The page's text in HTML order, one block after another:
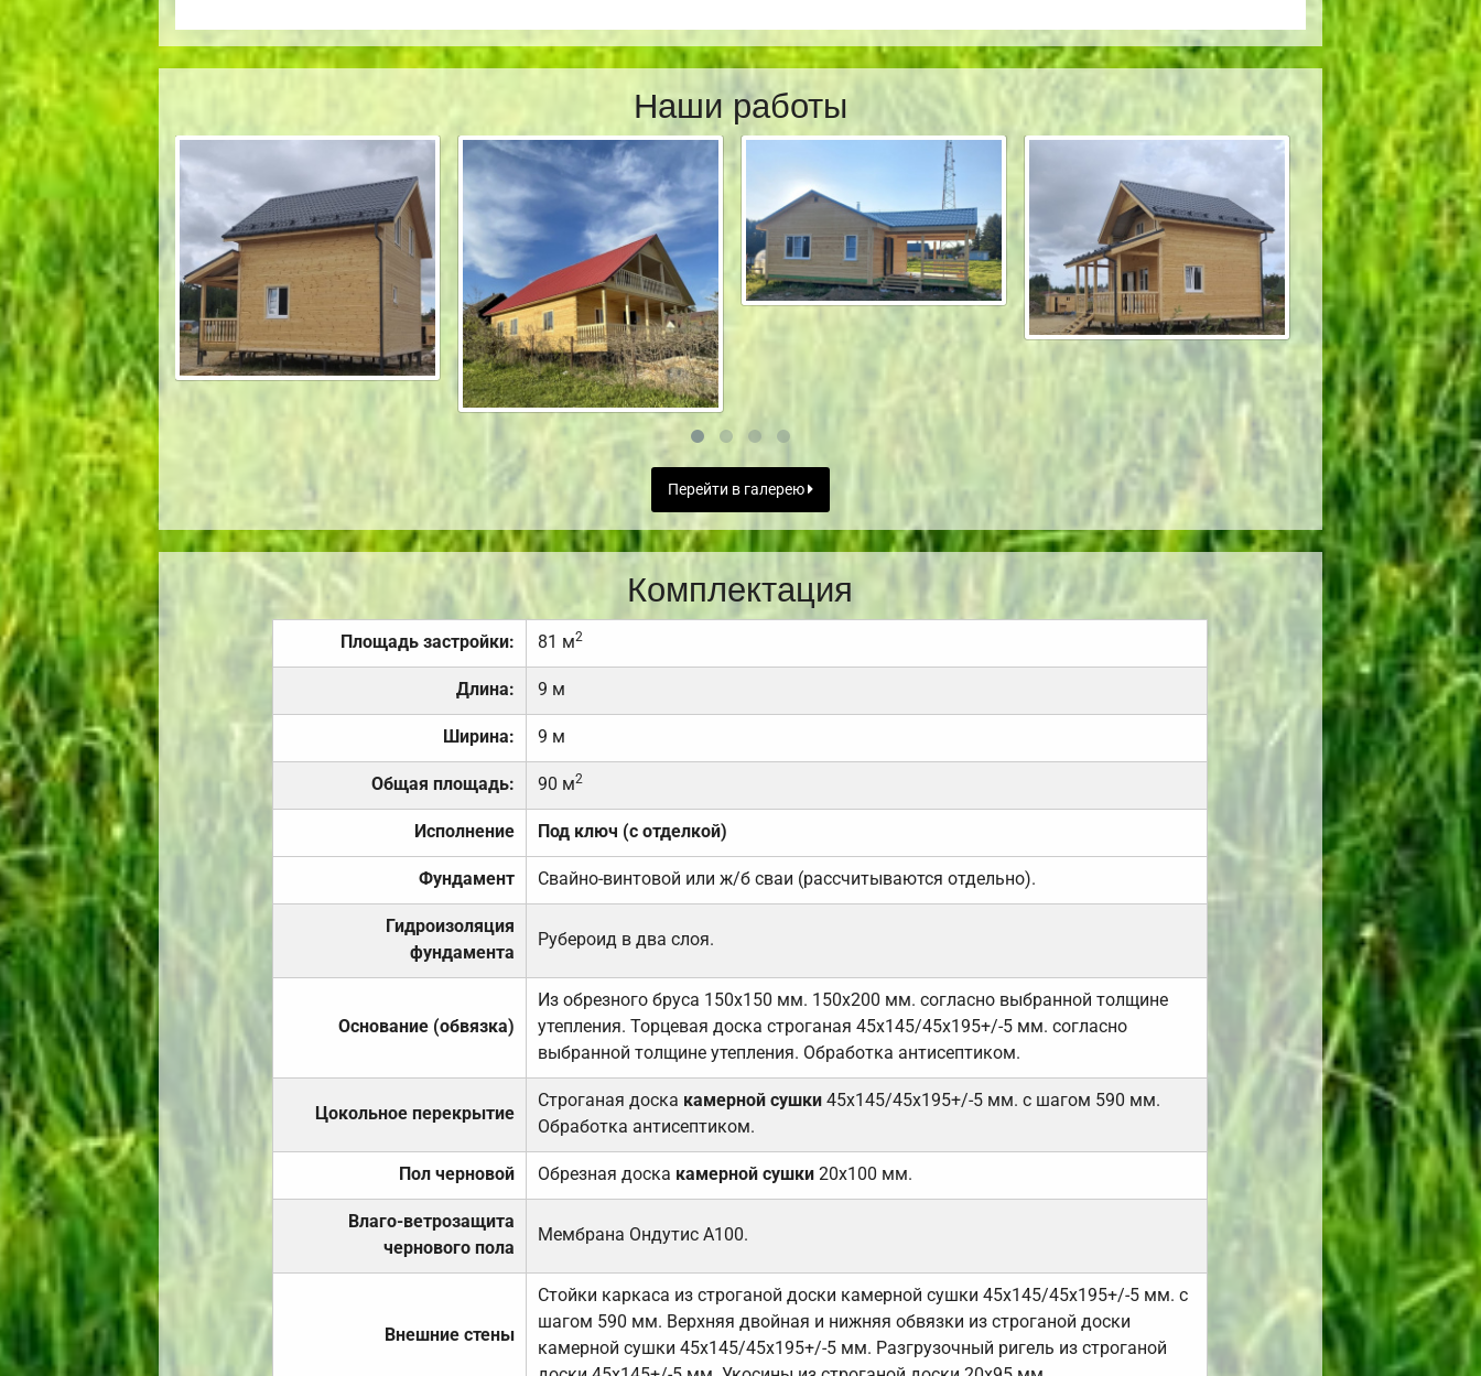
Наши работы
Перейти в галерею
Комплектация
Площадь застройки: 81 м2
Длина: 9 м
Ширина: 9 м
Общая площадь: 90 м2
Исполнение Под ключ (с отделкой)
Фундамент Свайно-винтовой или ж/б сваи (рассчитываются отдельно).
Гидроизоляция
фундамента
Рубероид в два слоя.
Основание (обвязка)
Из обрезного бруса 150х150 мм. 150х200 мм. согласно выбранной толщине
утепления. Торцевая доска строганая 45х145/45х195+/-5 мм. согласно
выбранной толщине утепления. Обработка антисептиком.
Цокольное перекрытие
Строганая доска камерной сушки 45х145/45х195+/-5 мм. с шагом 590 мм.
Обработка антисептиком.
Пол черновой Обрезная доска камерной сушки20х100 мм.
Влаго-ветрозащита
чернового пола
Мембрана Ондутис А100.
Внешние стены
Стойки каркаса из строганой доски камерной сушки 45х145/45х195+/-5 мм. с
шагом 590 мм. Верхняя двойная и нижняя обвязки из строганой доски
камерной сушки 45х145/45х195+/-5 мм. Разгрузочный ригель из строганой